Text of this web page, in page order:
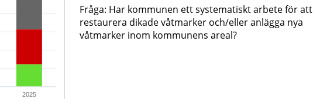
2025
Fråga: Har kommunen ett systematiskt arbete för att
restaurera dikade våtmarker och/eller anlägga nya
våtmarker inom kommunens areal?